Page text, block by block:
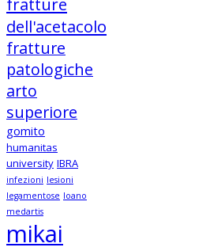
dell'acetacolo
fratture
patologiche
arto
superiore
gomito
humanitas
university IBRA
infezioni lesioni
legamentose loano
medartis
mikai